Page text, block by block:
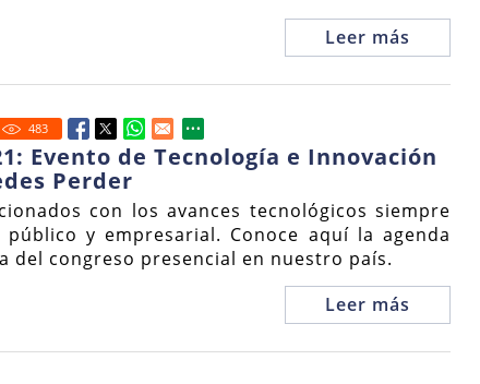
Leer más
483
Evento de Tecnología e Innovación
Perder
con los avances tecnológicos siempre
y empresarial. Conoce aquí la agenda
del congreso presencial en nuestro país.
Leer más